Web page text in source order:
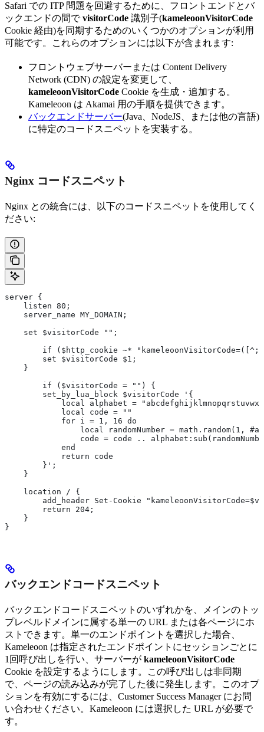
Safari での ITP 問題を回避するために、フロントエンドとバ
ックエンドの間でvisitorCode 識別子(kameleoonVisitorCode
Cookie 経由)を同期するためのいくつかのオプションが利用
可能です。これらのオプションには以下が含まれます:
フロントウェブサーバーまたは Content Delivery
Network (CDN) の設定を変更して、
kameleoonVisitorCode Cookie を生成・追加する。
Kameleoon は Akamai 用の手順を提供できます。
バックエンドサーバー(Java、NodeJS、または他の言語)
に特定のコードスニペットを実装する。
Nginx コードスニペット
Nginx との統合には、以下のコードスニペットを使用してく
ださい:
server {
    listen 80;
    server_name MY_DOMAIN;
    set $visitorCode "";
if ($http_cookie ~*
        set $visitorCode $1;
    }
        if ($visitorCode = "") {
        set_by_lua_block $visitorCode '{
local alphabet =
            local code = ""
            for i = 1, 16 do
local randomNumber = math.random(1,
code = code ..
            end
            return code
        }';
    }
    location / {
add_header Set-Cookie
        return 204;
    }
}
バックエンドコードスニペット
バックエンドコードスニペットのいずれかを、メインのトッ
プレベルドメインに属する単一の URL または各ページにホ
ストできます。単一のエンドポイントを選択した場合、
Kameleoon は指定されたエンドポイントにセッションごとに
1回呼び出しを行い、サーバーが kameleoonVisitorCode
Cookie を設定するようにします。この呼び出しは非同期
で、ページの読み込みが完了した後に発生します。このオプ
ションを有効にするには、Customer Success Manager にお問
い合わせください。Kameleoon には選択した URL が必要で
す。